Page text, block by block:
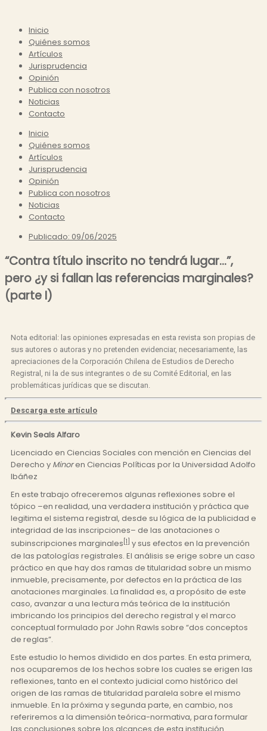
Inicio
Quiénes somos
Artículos
Jurisprudencia
Opinión
Publica con nosotros
Noticias
Contacto
Inicio
Quiénes somos
Artículos
Jurisprudencia
Opinión
Publica con nosotros
Noticias
Contacto
Publicado: 09/06/2025
“Contra título inscrito no tendrá lugar…”,
pero ¿y si fallan las referencias marginales?
(parte I)
Nota editorial: las opiniones expresadas en esta revista son propias de
sus autores o autoras y no pretenden evidenciar, necesariamente, las
apreciaciones de la Corporación Chilena de Estudios de Derecho
Registral, ni la de sus integrantes o de su Comité Editorial, en las
problemáticas jurídicas que se discutan.
Descarga este artículo
Kevin Seals Alfaro
Licenciado en Ciencias Sociales con mención en Ciencias del
Derecho y Minoren Ciencias Políticas por la Universidad Adolfo
Ibáñez
En este trabajo ofreceremos algunas reflexiones sobre el
tópico –en realidad, una verdadera institución y práctica que
legitima el sistema registral, desde su lógica de la publicidad e
integridad de las inscripciones– de las anotaciones o
subinscripciones marginales [1] y sus efectos en la prevención
de las patologías registrales. El análisis se erige sobre un caso
práctico en que hay dos ramas de titularidad sobre un mismo
inmueble, precisamente, por defectos en la práctica de las
anotaciones marginales. La finalidad es, a propósito de este
caso, avanzar a una lectura más teórica de la institución
imbricando los principios del derecho registral y el marco
conceptual formulado por John Rawls sobre “dos conceptos
de reglas”.
Este estudio lo hemos dividido en dos partes. En esta primera,
nos ocuparemos de los hechos sobre los cuales se erigen las
reflexiones, tanto en el contexto judicial como histórico del
origen de las ramas de titularidad paralela sobre el mismo
inmueble. En la próxima y segunda parte, en cambio, nos
referiremos a la dimensión teórica-normativa, para formular
las conclusiones sobre los alcances de esta institución